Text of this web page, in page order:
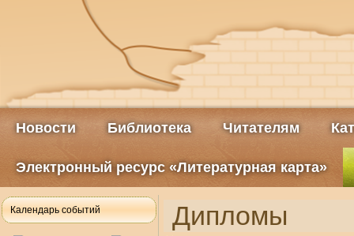
Новости Библиотека Читателям
Электронный ресурс «Литературная карта»
Календарь событий Дипломы